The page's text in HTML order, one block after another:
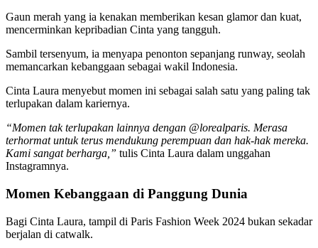
Gaun merah yang ia kenakan memberikan kesan glamor dan kuat,
mencerminkan kepribadian Cinta yang tangguh.
Sambil tersenyum, ia menyapa penonton sepanjang runway, seolah
memancarkan kebanggaan sebagai wakil Indonesia.
Cinta Laura menyebut momen ini sebagai salah satu yang paling tak
terlupakan dalam kariernya.
“Momen tak terlupakan lainnya dengan @lorealparis. Merasa
terhormat untuk terus mendukung perempuan dan hak-hak mereka.
Kami sangat berharga,” tulis Cinta Laura dalam unggahan
Instagramnya.
Momen Kebanggaan di Panggung Dunia
Bagi Cinta Laura, tampil di Paris Fashion Week 2024 bukan sekadar
berjalan di catwalk.